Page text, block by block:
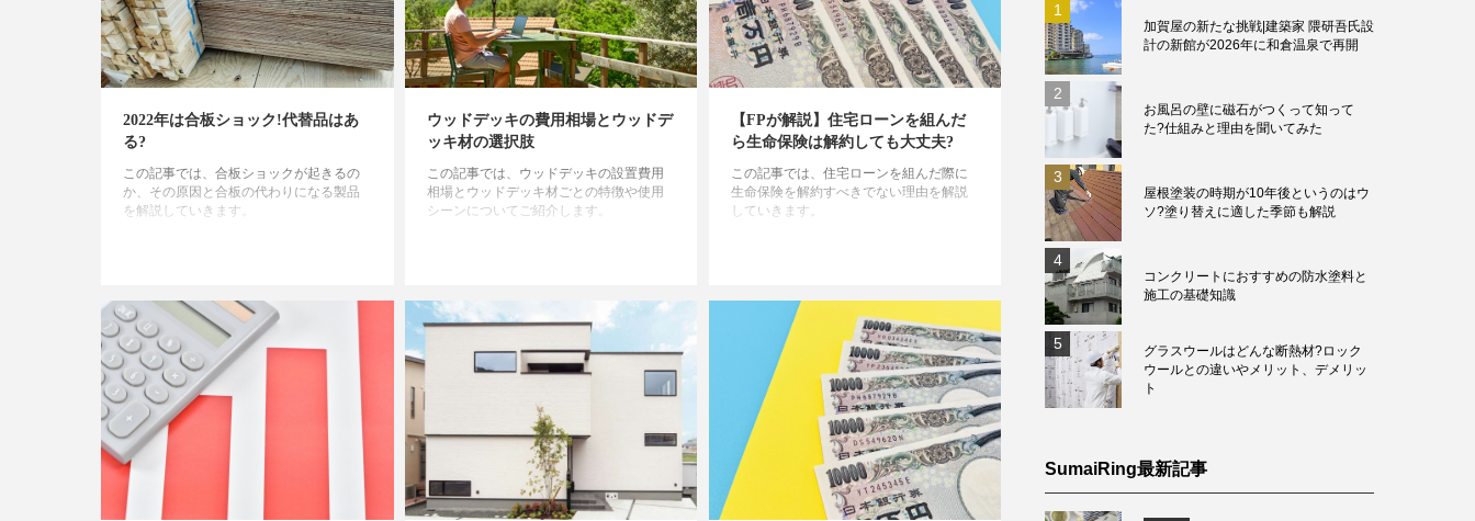
2022年は合板ショック!代替品はあ
る?
この記事では、合板ショックが起きるの
か、その原因と合板の代わりになる製品
を解説していきます。
ウッドデッキの費用相場とウッドデ
ッキ材の選択肢
この記事では、ウッドデッキの設置費用
相場とウッドデッキ材ごとの特徴や使用
シーンについてご紹介します。
【FPが解説】住宅ローンを組んだ
ら生命保険は解約しても大丈夫?
この記事では、住宅ローンを組んだ際に
生命保険を解約すべきでない理由を解説
していきます。
1
加賀屋の新たな挑戦|建築家 隈研吾氏設
計の新館が2026年に和倉温泉で再開
2
お風呂の壁に磁石がつくって知って
た?仕組みと理由を聞いてみた
3
屋根塗装の時期が10年後というのはウ
ソ?塗り替えに適した季節も解説
4
コンクリートにおすすめの防水塗料と
施工の基礎知識
5
グラスウールはどんな断熱材?ロック
ウールとの違いやメリット、デメリッ
ト
SumaiRing最新記事